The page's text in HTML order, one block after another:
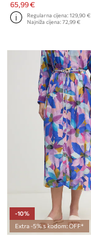
65,99 €
Regularna cijena:129,90 €
Najniža cijena:72,99 €
-10%
Extra -5% s kodom: OFF*